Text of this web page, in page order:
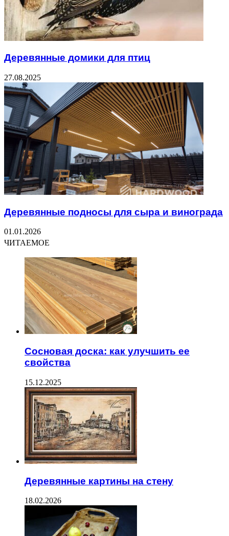
Деревянные домики для птиц
27.08.2025
Деревянные подносы для сыра и винограда
01.01.2026
ЧИТАЕМОЕ
Сосновая доска: как улучшить ее
свойства
15.12.2025
Деревянные картины на стену
18.02.2026